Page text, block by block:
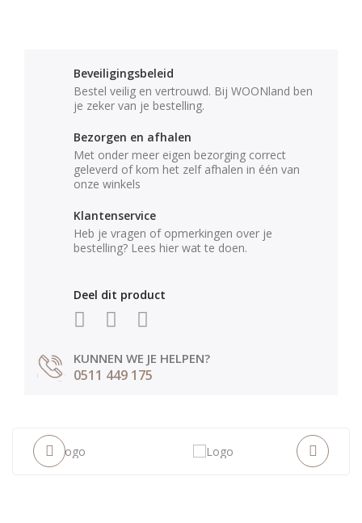
Beveiligingsbeleid
Bestel veilig en vertrouwd. Bij WOONland ben
je zeker van je bestelling.
Bezorgen en afhalen
Met onder meer eigen bezorging correct
geleverd of kom het zelf afhalen in één van
onze winkels
Klantenservice
Heb je vragen of opmerkingen over je
bestelling? Lees hier wat te doen.
Deel dit product
KUNNEN WE JE HELPEN?
0511 449 175